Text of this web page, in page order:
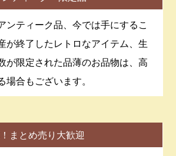
ンティーク品、今では手にするこ
が終了したレトロなアイテム、生
が限定された品薄のお品物は、高
場合もございます。
まとめ売り大歓迎